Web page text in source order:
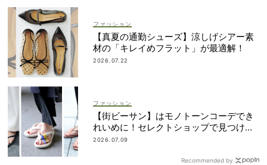
ファッション
【真夏の通勤シューズ】涼しげシアー素
材の「キレイめフラット」が最適解！
2026.07.22
ファッション
【街ビーサン】はモノトーンコーデでき
れいめに！セレクトショップで見つける
ママ多数
2026.07.09
Recommended by